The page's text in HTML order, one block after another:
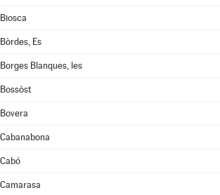
Biosca
Bòrdes, Es
Borges Blanques, les
Bossòst
Bovera
Cabanabona
Cabó
Camarasa